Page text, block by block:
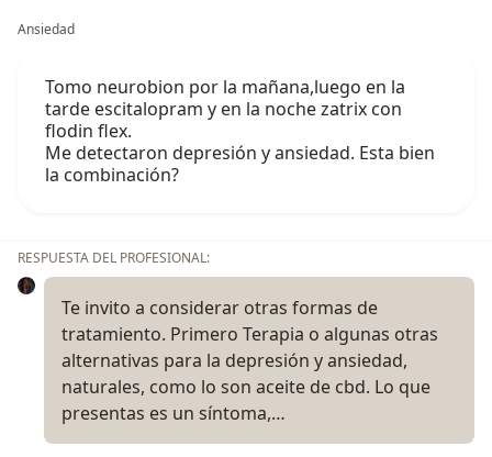
Ansiedad
Tomo neurobion por la mañana,luego en la
tarde escitalopram y en la noche zatrix con
flodin flex.
Me detectaron depresión y ansiedad. Esta bien
la combinación?
RESPUESTA DEL PROFESIONAL:
Te invito a considerar otras formas de
tratamiento. Primero Terapia o algunas otras
alternativas para la depresión y ansiedad,
naturales, como lo son aceite de cbd. Lo que
presentas es un síntoma,…